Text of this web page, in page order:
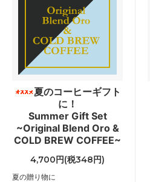
夏のコーヒーギフト
に！
Summer Gift Set
~Original Blend Oro &
COLD BREW COFFEE~
4,700円(税348円)
夏の贈り物に